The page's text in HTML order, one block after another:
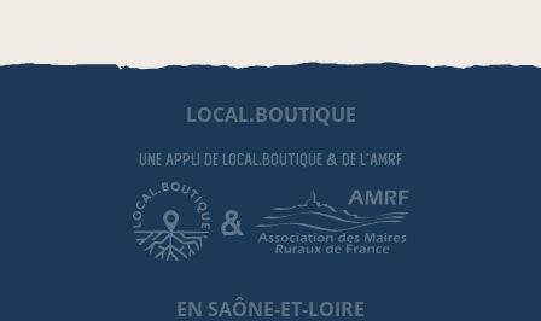
LOCAL.BOUTIQUE
une appli de local.boutique & de l'AMRF
&
EN SAÔNE-ET-LOIRE